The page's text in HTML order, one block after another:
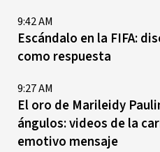
9:42 AM
Escándalo en la FIFA:
como respuesta
9:27 AM
El oro de Marileidy
ángulos: videos de la
emotivo mensaje